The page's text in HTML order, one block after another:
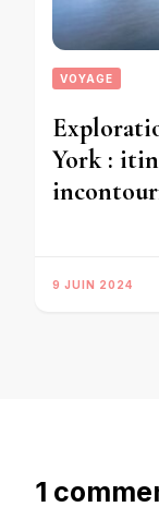
VOYAGE
York :
9 JUIN 2024
1